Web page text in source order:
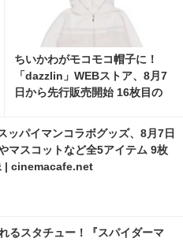
ちいかわがモコモコ帽子に！
「dazzlin」WEBストア、8月7
日から先行販売開始 16枚目の
ッパイマンコラボグッズ、8月7日
マスコットなど全5アイテム 9枚
| cinemacafe.net
るスタチュー！『スパイダーマ